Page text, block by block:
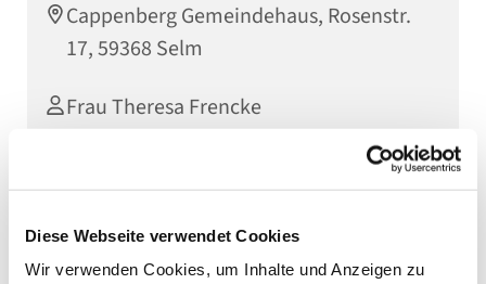
Diese Webseite verwendet Cookies
Wir verwenden Cookies, um Inhalte und Anzeigen zu
Cappenberg Gemeindehaus, Rosenstr.
17, 59368 Selm
Frau Theresa Frencke